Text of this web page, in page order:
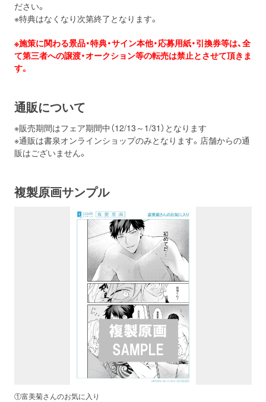
ださい。
※特典はなくなり次第終了となります。
※施策に関わる景品・特典・サイン本他・応募用紙・引換券等は、全
て第三者への譲渡・オークション等の転売は禁止とさせて頂きま
す。
通販について
※販売期間はフェア期間中（12/13～1/31）となります
※通販は書泉オンラインショップのみとなります。店舗からの通
販はございません。
複製原画サンプル
①富美菊さんのお気に入り